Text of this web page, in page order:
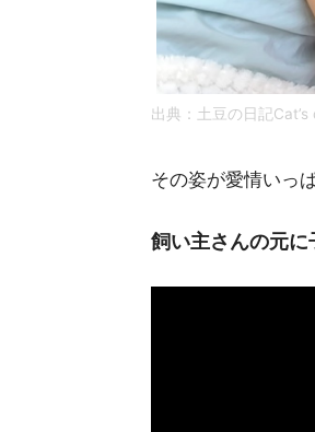
出典：土豆の日記Cat’s
その姿が愛情いっ
飼い主さんの元